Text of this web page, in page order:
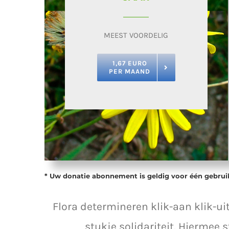
MEEST VOORDELIG
1,67 EURO
PER MAAND
* Uw donatie abonnement is geldig voor één
Flora determineren klik-aan klik-
stukje solidariteit. Hiermee